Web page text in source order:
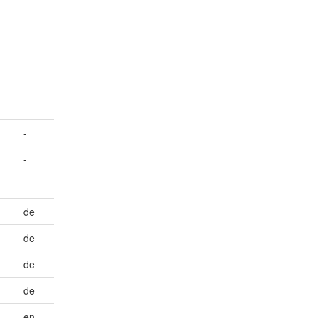
-
-
-
de
de
de
de